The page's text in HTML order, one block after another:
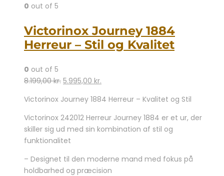
0 out of 5
Victorinox Journey 1884
Herreur – Stil og Kvalitet
0 out of 5
8.199,00kr. Den
pris
var:
8.199,00 kr..
5.995,00 kr.
pris
er:
5.995,00 kr..
Victorinox Journey 1884 Herreur – Kvalitet og Stil
Victorinox 242012 Herreur Journey 1884 er et ur, der
skiller sig ud med sin kombination af stil og
funktionalitet
– Designet til den moderne mand med fokus på
holdbarhed og præcision